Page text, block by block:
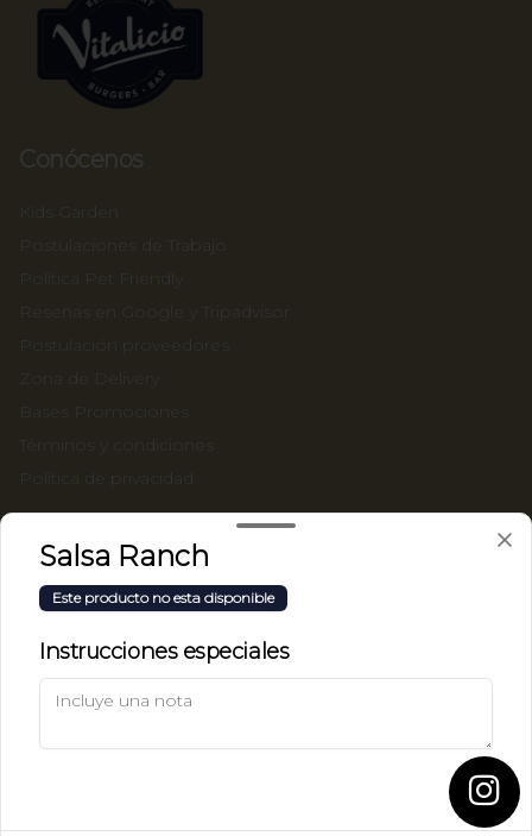
Conócenos
Kids Garden
Postulaciones de Trabajo
Política Pet Friendly
Reseñas en Google y Tripadvisor
Postulación proveedores
Zona de Delivery
Bases Promociones
Términos y condiciones
Política de privacidad
Instagram
TikTok
Mi cuenta
Iniciar sesión
Salsa Ranch
Este producto no esta disponible
Instrucciones especiales